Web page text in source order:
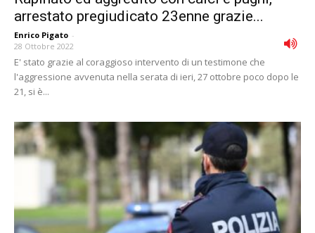
arrestato pregiudicato 23enne grazie...
Enrico Pigato -
28 Ottobre 2022
E' stato grazie al coraggioso intervento di un testimone che
l'aggressione avvenuta nella serata di ieri, 27 ottobre poco dopo le
21, si è...